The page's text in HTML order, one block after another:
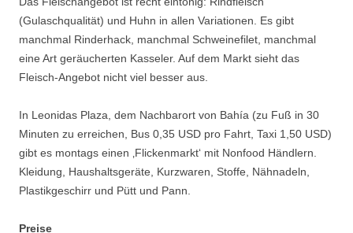
(Gulaschqualität) und Huhn in allen Variationen. Es gibt
manchmal Rinderhack, manchmal Schweinefilet, manchmal
eine Art geräucherten Kasseler. Auf dem Markt sieht das
Fleisch-Angebot nicht viel besser aus.
In Leonidas Plaza, dem Nachbarort von Bahía (zu Fuß in 30
Minuten zu erreichen, Bus 0,35 USD pro Fahrt, Taxi 1,50 USD)
gibt es montags einen ‚Flickenmarkt‘ mit Nonfood Händlern.
Kleidung, Haushaltsgeräte, Kurzwaren, Stoffe, Nähnadeln,
Plastikgeschirr und Pütt und Pann.
Preise